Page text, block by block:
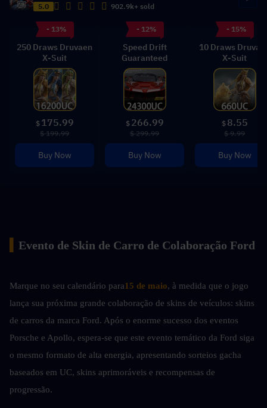
5.0 902.9k+ sold
- 13%
250 Draws Druvaen
X-Suit
$ 175.99
$ 199.99
Buy Now
- 12%
Speed Drift
Guaranteed
$ 266.99
$ 299.99
Buy Now
- 15%
10 Draws
X-Suit
$ 8.55
$ 9.99
Buy Now
Evento de Skin de Carro de Colaboração Ford
Marque no seu calendário para15 de maio, à medida que o jogo
lança sua próxima grande colaboração de skins de veículos: skins
de carros da marca Ford. Após o enorme sucesso dos eventos
Porsche e Apollo, espera-se que este evento temático da Ford siga
o mesmo formato de alta energia, apresentando sorteios gacha
baseados em UC, skins aprimoráveis e recompensas de
progressão.